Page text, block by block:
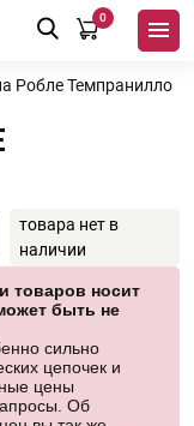
0
Робле Темпранилло
товара нет в
наличии
товаров носит
быть не
сильно
цепочек и
цены
Об